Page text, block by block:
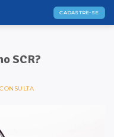
CADASTRE-SE
SCR?
CONSULTA